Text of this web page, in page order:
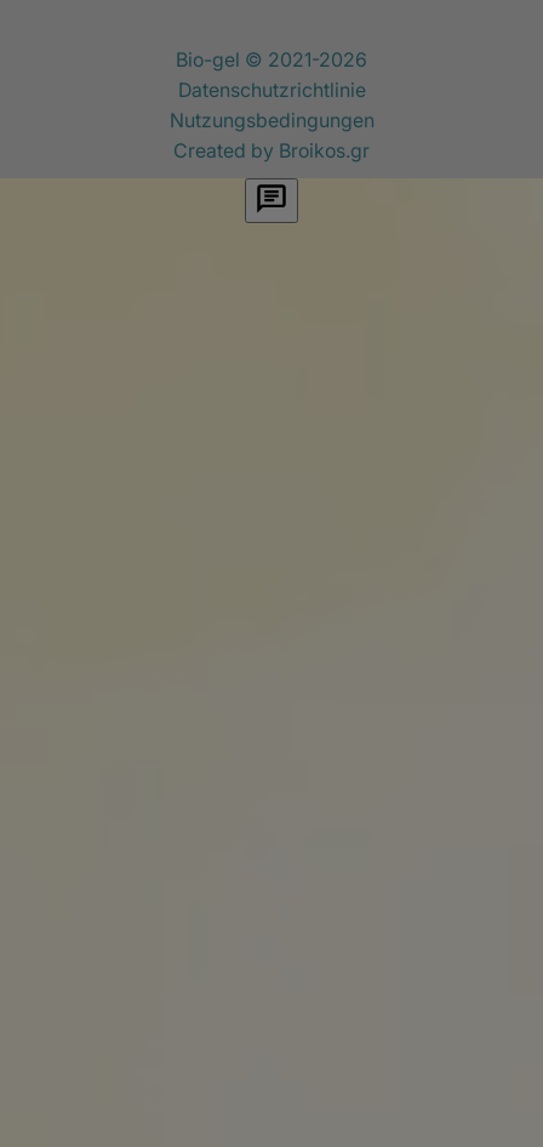
Bio-gel © 2021-2026
Datenschutzrichtlinie
Nutzungsbedingungen
Created by Broikos.gr